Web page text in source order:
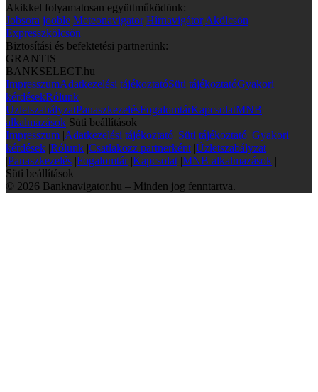
Akikkel folyamatosan együttműködünk:
Jobsora jooble Meteonavigator Hírnavigátor Akölcsön
Expresszkölcsön
Biztosítási és befektetési partnerünk:
GRANTIS
BANKSELECT.hu
ImpresszumAdatkezelési tájékoztatóSüti tájékoztatóGyakori
kérdésekRólunk
ÜzletszabályzatPanaszkezelésFogalomtárKapcsolatMNB
alkalmazások Süti beállítások
Impresszum |Adatkezelési tájékoztató |Süti tájékoztató |Gyakori
kérdések |Rólunk |Csatlakozz partnerként |Üzletszabályzat
|Panaszkezelés |Fogalomtár |Kapcsolat |MNB alkalmazások |
Süti beállítások
© 2026 Banknavigator.hu – Minden jog fenntartva.